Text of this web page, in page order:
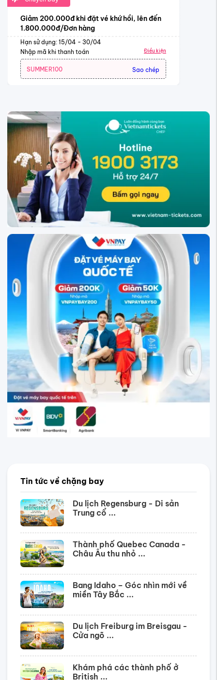
Giảm 200.000đ khi đặt vé khứ hồi, lên đến
1.800.000đ/Đơn hàng
Hạn sử dụng: 15/04 - 30/04
Nhập mã khi thanh toán
Điều kiện
SUMMER100 Sao chép
Tin tức về chặng bay
Du lịch Regensburg - Di sản
Trung cổ ...
Thành phố Quebec Canada -
Châu Âu thu nhỏ ...
Bang Idaho – Góc nhìn mới về
miền Tây Bắc ...
Du lịch Freiburg im Breisgau -
Cửa ngõ ...
Khám phá các thành phố ở
British ...